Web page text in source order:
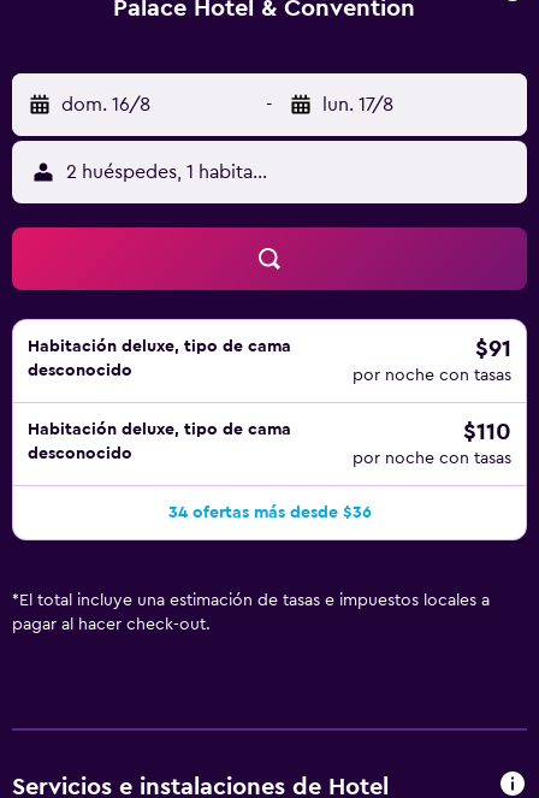
locales gratuitas (pueden existir restricciones). Las
habitaciones también incluyen cafetera y tetera y cortinas
opacas. Se ofrece servicio nocturno de descubierta y
servicio de limpieza todos los días. Los servicios de ocio y
esparcimiento en este hotel incluyen una piscina cubierta,
sauna y gimnasio abierto las 24 horas.
Palace Hotel & Convention
dom. 16/8 - lun. 17/8
2 huéspedes, 1 habitación
Habitación deluxe, tipo de cama
desconocido
$91
por noche con tasas
Habitación deluxe, tipo de cama
desconocido
$110
por noche con tasas
34 ofertas más desde $36
* El total incluye una estimación de tasas e impuestos locales a
pagar al hacer check-out.
Servicios e instalaciones de Hotel